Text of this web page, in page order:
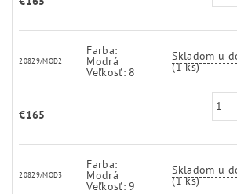
20829/MOD2
Farba:
Modrá
Veľkosť: 8
Skladom u
(1 ks)
€165
20829/MOD3
Farba:
Modrá
Veľkosť: 9
Skladom u
(1 ks)